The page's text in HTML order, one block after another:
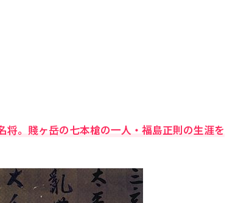
将。賤ヶ岳の七本槍の一人・福島正則の生涯を